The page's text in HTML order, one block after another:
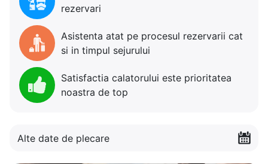
rezervari
Asistenta atat pe procesul rezervarii cat
si in timpul sejurului
Satisfactia calatorului este prioritatea
noastra de top
Alte date de plecare